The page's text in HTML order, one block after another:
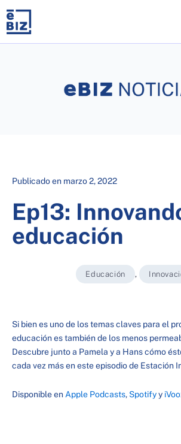
content
Publicado en marzo 2, 2022
Ep13:
educación
Educación ,
Si bien es uno de los temas claves para el
educación es también de los menos
Descubre junto a Pamela y a Hans cómo
cada vez más en este episodio de Estación
Disponible en Apple Podcasts, Spotifyy